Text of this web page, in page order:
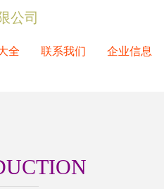
公司
全 联系我们 企业信息